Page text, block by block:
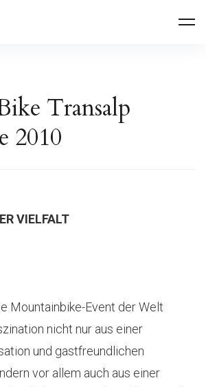
Transalp
2010
VIELFALT
Mountainbike-Event der Welt
nicht nur aus einer
und gastfreundlichen
vor allem auch aus einer